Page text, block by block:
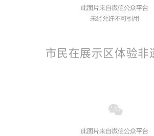
市民在展示区体验非